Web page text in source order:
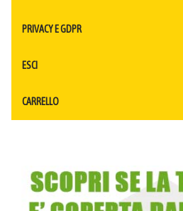
PRIVACY E GDPR
ESCI
CARRELLO